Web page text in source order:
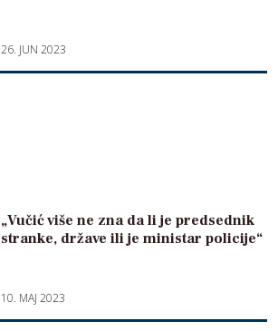
26. JUN 2023
„Vučić više ne zna da li je predsednik
stranke, države ili je ministar policije“
10. MAJ 2023